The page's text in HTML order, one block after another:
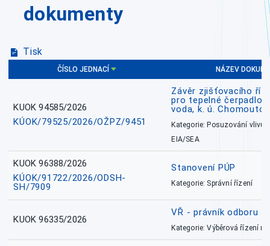
dokumenty
Tisk
ČÍSLO JEDNACÍ NÁZEV
KUOK 94585/2026
KÚOK/79525/2026/OŽPZ/9451
Závěr zjišťovacího
pro tepelné čerpadlo
voda, k. ú. Chomoutov
Kategorie: Posuzování vlivů
EIA/SEA
KUOK 96388/2026
KÚOK/91722/2026/ODSH-
SH/7909
Stanovení PÚP
Kategorie: Správní řízení
KUOK 96335/2026
VŘ - právník odboru
Kategorie: Výběrová řízení